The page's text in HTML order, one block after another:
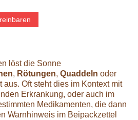
löst die Sonne
, Rötungen, Quaddeln oder
aus. Oft steht dies im Kontext mit
Erkrankung, oder auch im
Medikamenten, die dann
Warnhinweis im Beipackzettel